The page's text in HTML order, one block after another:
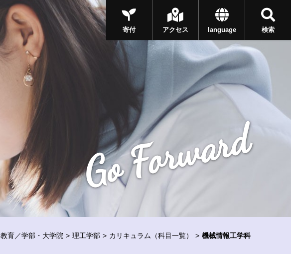
検索
language
アクセス
寄付
Go Forward
教育／学部・大学院 理工学部 カリキュラム（科目一覧） 機械情報工学科